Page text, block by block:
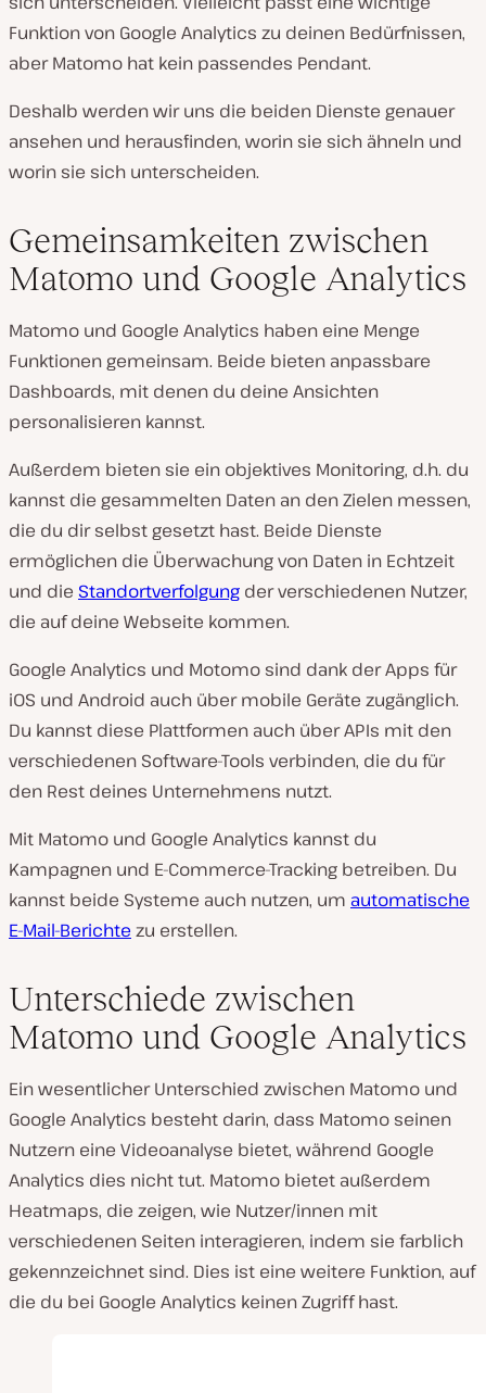
Funktion von Google Analytics zu deinen Bedürfnissen,
aber Matomo hat kein passendes Pendant.
Deshalb werden wir uns die beiden Dienste genauer
ansehen und herausfinden, worin sie sich ähneln und
worin sie sich unterscheiden.
Gemeinsamkeiten zwischen
Matomo und Google Analytics
Matomo und Google Analytics haben eine Menge
Funktionen gemeinsam. Beide bieten anpassbare
Dashboards, mit denen du deine Ansichten
personalisieren kannst.
Außerdem bieten sie ein objektives Monitoring, d.h. du
kannst die gesammelten Daten an den Zielen messen,
die du dir selbst gesetzt hast. Beide Dienste
ermöglichen die Überwachung von Daten in Echtzeit
und die Standortverfolgung der verschiedenen Nutzer,
die auf deine Webseite kommen.
Google Analytics und Motomo sind dank der Apps für
iOS und Android auch über mobile Geräte zugänglich.
Du kannst diese Plattformen auch über APIs mit den
verschiedenen Software-Tools verbinden, die du für
den Rest deines Unternehmens nutzt.
Mit Matomo und Google Analytics kannst du
Kampagnen und E-Commerce-Tracking betreiben. Du
kannst beide Systeme auch nutzen, um automatische
E-Mail-Berichte zu erstellen.
Unterschiede zwischen
Matomo und Google Analytics
Ein wesentlicher Unterschied zwischen Matomo und
Google Analytics besteht darin, dass Matomo seinen
Nutzern eine Videoanalyse bietet, während Google
Analytics dies nicht tut. Matomo bietet außerdem
Heatmaps, die zeigen, wie Nutzer/innen mit
verschiedenen Seiten interagieren, indem sie farblich
gekennzeichnet sind. Dies ist eine weitere Funktion, auf
die du bei Google Analytics keinen Zugriff hast.